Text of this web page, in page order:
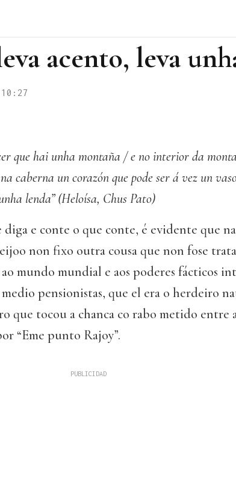
acento, leva
que hai unha montaña / e no interior da
caberna un corazón que pode ser á vez un
lenda” (Heloísa, Chus Pato)
diga e conte o que conte, é evidente que
non fixo outra cousa que non fose
mundo mundial e aos poderes fácticos
pensionistas, que el era o herdeiro
que tocou a chanca co rabo metido entre
“Eme punto Rajoy”.